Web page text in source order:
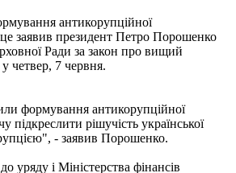
антикорупційної
заявив президент Петро Порошенко
Ради за закон про вищий
четвер, 7 червня.
формування антикорупційної
підкреслити рішучість української
- заявив Порошенко.
уряду і Міністерства фінансів